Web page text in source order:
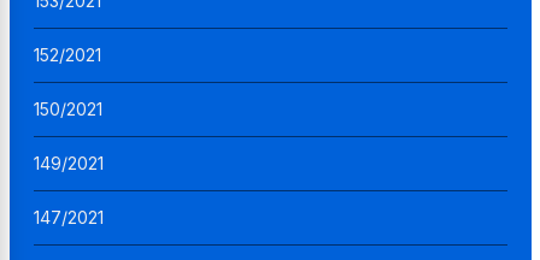
152/2021
150/2021
149/2021
147/2021